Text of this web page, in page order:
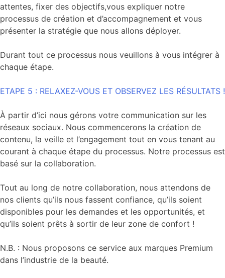
attentes, fixer des objectifs,vous expliquer notre
processus de création et d’accompagnement et vous
présenter la stratégie que nous allons déployer.
Durant tout ce processus nous veuillons à vous intégrer à
chaque étape.
ETAPE 5 : RELAXEZ-VOUS ET OBSERVEZ LES RÉSULTATS !
À partir d’ici nous gérons votre communication sur les
réseaux sociaux. Nous commencerons la création de
contenu, la veille et l’engagement tout en vous tenant au
courant à chaque étape du processus. Notre processus est
basé sur la collaboration.
Tout au long de notre collaboration, nous attendons de
nos clients qu’ils nous fassent confiance, qu’ils soient
disponibles pour les demandes et les opportunités, et
qu’ils soient prêts à sortir de leur zone de confort !
N.B. : Nous proposons ce service aux marques Premium
dans l’industrie de la beauté.